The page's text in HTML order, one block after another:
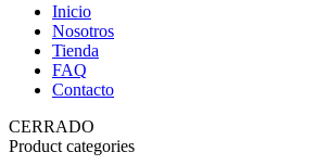
Inicio
Nosotros
Tienda
FAQ
Contacto
CERRADO
Product categories